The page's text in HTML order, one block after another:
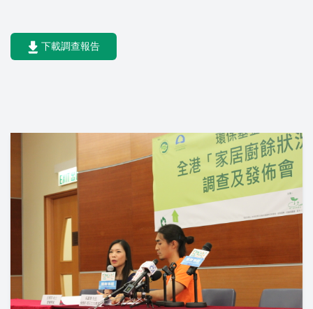
下載調查報告